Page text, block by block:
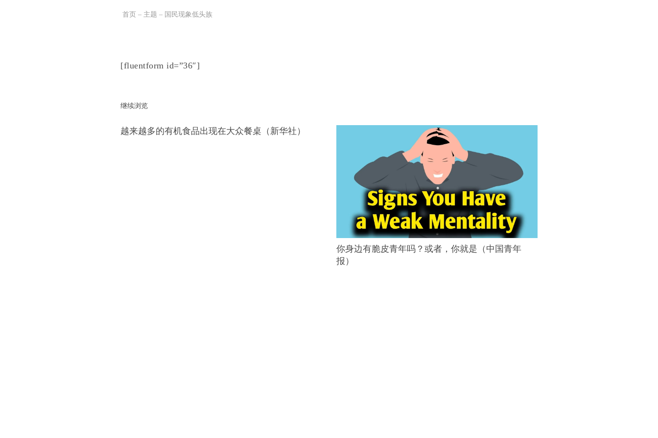
首页 – 主题 – 国民现象低头族
[fluentform id=”36″]
继续浏览
越来越多的有机食品出现在大众餐桌（新华社）
你身边有脆皮青年吗？或者，你就是（中国青年
报）